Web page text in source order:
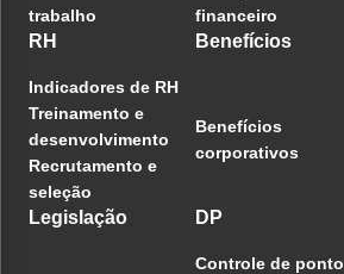
trabalho
financeiro
RH
Indicadores de RH
Treinamento e
desenvolvimento
Recrutamento e
seleção
Benefícios
Benefícios
corporativos
Legislação DP
Controle de ponto